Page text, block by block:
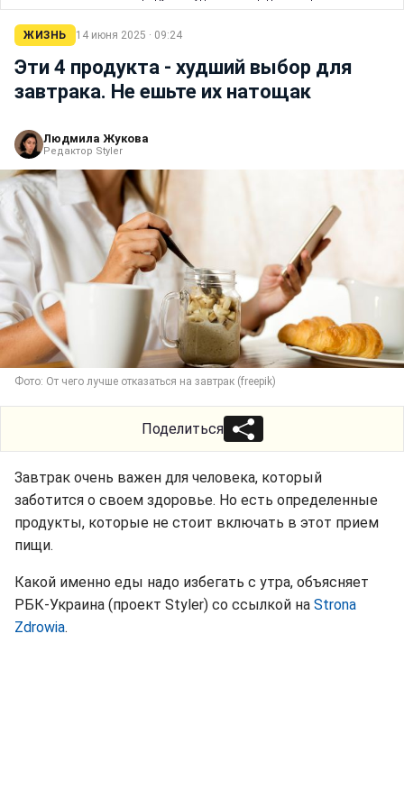
ЖИЗНЬ 14 июня 2025 · 09:24
Эти 4 продукта - худший выбор для
завтрака. Не ешьте их натощак
Людмила Жукова
Редактор Styler
Фото: От чего лучше отказаться на завтрак (freepik)
Поделиться
Завтрак очень важен для человека, который
заботится о своем здоровье. Но есть определенные
продукты, которые не стоит включать в этот прием
пищи.
Какой именно еды надо избегать с утра, объясняет
РБК-Украина (проект Styler) со ссылкой на Strona
Zdrowia.